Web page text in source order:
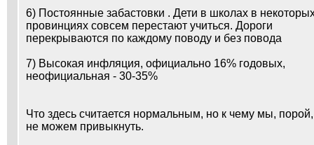
6) Постоянные забастовки . Дети в школах в
провинциях совсем перестают учиться. Дороги
перекрываются по каждому поводу и без повода
7) Высокая инфляция, официально 16% годовых,
неофициальная - 30-35%
Что здесь считается нормальным, но к чему мы, порой,
не можем привыкнуть.